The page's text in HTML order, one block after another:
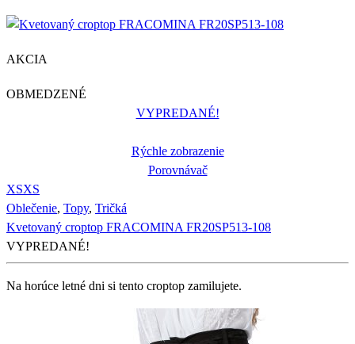
AKCIA
OBMEDZENÉ
VYPREDANÉ!
Rýchle zobrazenie
Porovnávač
XSXS
Oblečenie, Topy, Tričká
Kvetovaný croptop FRACOMINA FR20SP513-108
VYPREDANÉ!
Na horúce letné dni si tento croptop zamilujete.